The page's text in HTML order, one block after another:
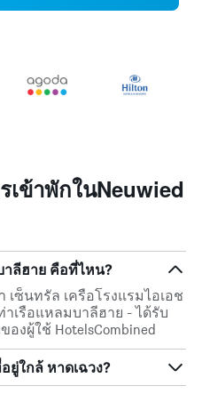
เข้าพักในNeuwied
าลีฮาย คือที่ไหน?
เซ็นทรัล เครือโรงแรมไอเอช
เรือแหลมบาลีฮาย - ได้รับ
องผู้ใช้ HotelsCombined
ยู่ใกล้ หาดเฉวง?